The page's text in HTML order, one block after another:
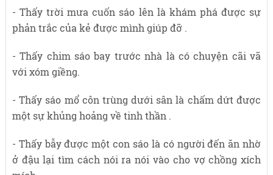
- Thấy trời mưa cuốn sáo lên là khám phá được sự
phản trắc của kẻ được mình giúp đỡ .
- Thấy chim sáo bay trước nhà là có chuyện cãi vã
với xóm giềng.
- Thấy sáo mổ côn trùng dưới sân là chấm dứt được
một sự khủng hoảng về tinh thần .
- Thấy bẫy được một con sáo là có người đến ăn nhờ
ở đậu lại tìm cách nói ra nói vào cho vợ chồng xích